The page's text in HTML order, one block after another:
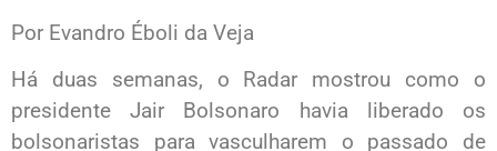
Por Evandro Éboli da Veja
Há duas semanas, o Radar mostrou como o
presidente Jair Bolsonaro havia liberado os
bolsonaristas para vasculharem o passado de